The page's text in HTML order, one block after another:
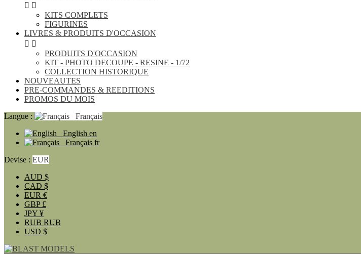
 
KITS COMPLETS
FIGURINES
LIVRES & PRODUITS D'OCCASION
 
PRODUITS D'OCCASION
KIT - PHOTO DECOUPE - RESINE - 1/72
COLLECTION HISTORIQUE
NOUVEAUTES
PRE-COMMANDES & REEDITIONS
PROMOS DU MOIS
Langue :
Français
English en
Français fr
Devise : EUR
AUD $
CAD $
EUR €
GBP £
JPY ¥
RUB RUB
USD $